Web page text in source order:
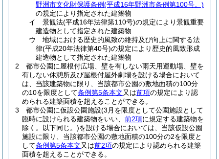
野洲市文化財保護条例(平成16年野洲市条例第100号。)
の規定により指定された建築物
イ
景観法(平成16年法律第110号)の規定により景観重要
建造物として指定された建築物
ウ
地域における歴史的風致の維持及び向上に関する法
律(平成20年法律第40号)の規定により歴史的風致形成
建造物として指定された建築物
2
都市公園に屋根付広場、壁を有しない雨天用運動場、壁を
有しない休憩所及び屋根付屋外劇場を設ける場合において
は、当該建築物に限り、当該都市公園の敷地面積の100分
の10を限度として条例第5条本文又は前項の規定により認
められる建築面積を超えることができる。
3
都市公園に仮設公園施設(3月を限度として公園施設として
臨時に設けられる建築物をいい、 前2項に規定する建築物を
除く。以下同じ。)を設ける場合においては、当該仮設公園
施設に限り、当該都市公園の敷地面積の100分の2を限度と
して条例第5条本文又は前2項の規定により認められる建築
面積を超えることができる。